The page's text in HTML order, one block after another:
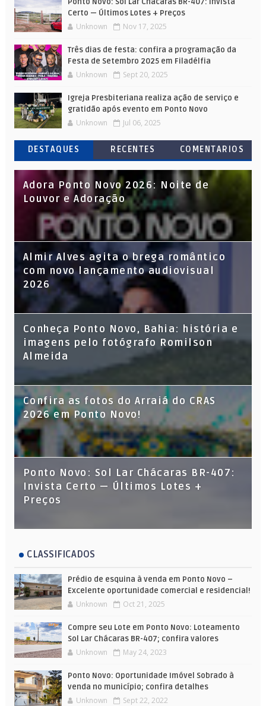
Certo — Últimos Lotes + Preços
Unknown Nov 17, 2025
Três dias de festa: confira a programação da
Festa de Setembro 2025 em Filadélfia
Unknown Sept 20, 2025
Igreja Presbiteriana realiza ação de serviço e
gratidão após evento em Ponto Novo
Unknown Jul 06, 2025
DESTAQUES RECENTES COMENTARIOS
Adora Ponto Novo 2026: Noite de
Louvor e Adoração
Almir Alves agita o brega romântico
com novo lançamento audiovisual
2026
Conheça Ponto Novo, Bahia: história e
imagens pelo fotógrafo Romilson
Almeida
Confira as fotos do Arraiá do CRAS
2026 em Ponto Novo!
Ponto Novo: Sol Lar Chácaras BR-407:
Invista Certo — Últimos Lotes +
Preços
CLASSIFICADOS
Prédio de esquina à venda em Ponto Novo –
Excelente oportunidade comercial e residencial!
Unknown Oct 21, 2025
Compre seu Lote em Ponto Novo: Loteamento
Sol Lar Chácaras BR-407; confira valores
Unknown May 24, 2023
Ponto Novo: Oportunidade Imóvel Sobrado à
venda no município; confira detalhes
Unknown Sept 22, 2022